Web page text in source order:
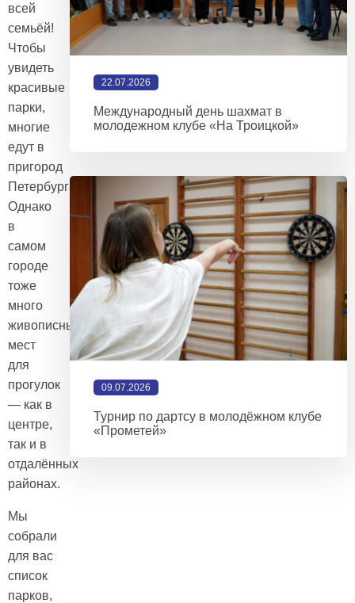
всей
семьёй!
Чтобы
увидеть
красивые
парки,
многие
едут в
пригород
Петербурга.
Однако
в
самом
городе
тоже
много
живописных
мест
для
прогулок
— как в
центре,
так и в
отдалённых
районах.
Мы
собрали
для вас
список
парков,
22.07.2026
Международный день шахмат в
молодежном клубе «На Троицкой»
09.07.2026
Турнир по дартсу в молодёжном клубе
«Прометей»